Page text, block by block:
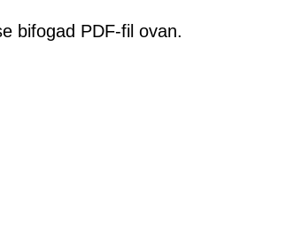
bifogad PDF-fil ovan.